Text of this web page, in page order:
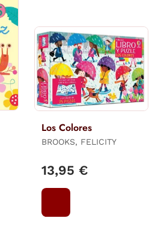
Los Colores
BROOKS, FELICITY
13,95 €